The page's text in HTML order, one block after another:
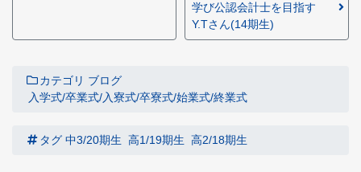
学び公認会計士を目指す
Y.Tさん(14期生)
カテゴリ ブログ
入学式/卒業式/入寮式/卒寮式/始業式/終業式
タグ 中3/20期生 高1/19期生 高2/18期生